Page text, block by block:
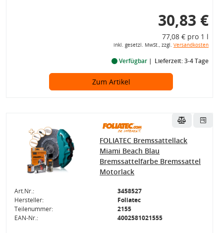
30,83 €
77,08 € pro 1 l
inkl. gesetzl. MwSt., zzgl. Versandkosten
Verfügbar Lieferzeit: 3-4 Tage
Zum Artikel
FOLIATEC Bremssattellack
Miami Beach Blau
Bremssattelfarbe Bremssattel
Motorlack
Art.Nr.:
3458527
Hersteller:
Foliatec
Teilenummer:
2155
EAN-Nr.:
4002581021555